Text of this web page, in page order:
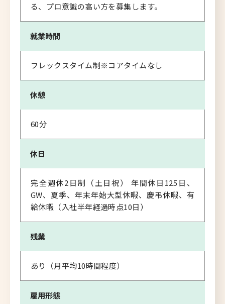
る、プロ意識の高い方を募集します。
就業時間
フレックスタイム制※コアタイムなし
休憩
60分
休日
完全週休2日制（土日祝） 年間休日125日、
GW、夏季、年末年始大型休暇、慶弔休暇、有
給休暇（入社半年経過時点10日）
残業
あり（月平均10時間程度）
雇用形態